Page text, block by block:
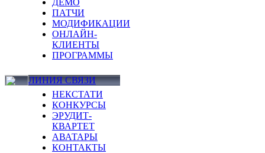
ДЕМО
ПАТЧИ
МОДИФИКАЦИИ
ОНЛАЙН-
КЛИЕНТЫ
ПРОГРАММЫ
ЛИНИЯ СВЯЗИ
НЕКСТАТИ
КОНКУРСЫ
ЭРУДИТ-
КВАРТЕТ
АВАТАРЫ
КОНТАКТЫ